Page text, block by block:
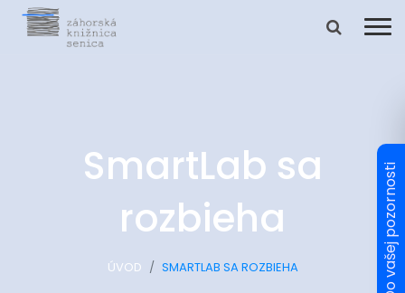
SmartLab sa
rozbieha
ÚVOD SMARTLAB SA ROZBIEHA